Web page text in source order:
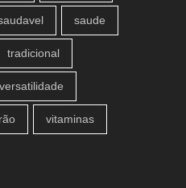
saude
tradicional
versatilidade
vitaminas